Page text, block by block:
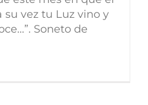
su vez tu Luz vino y
Soneto de